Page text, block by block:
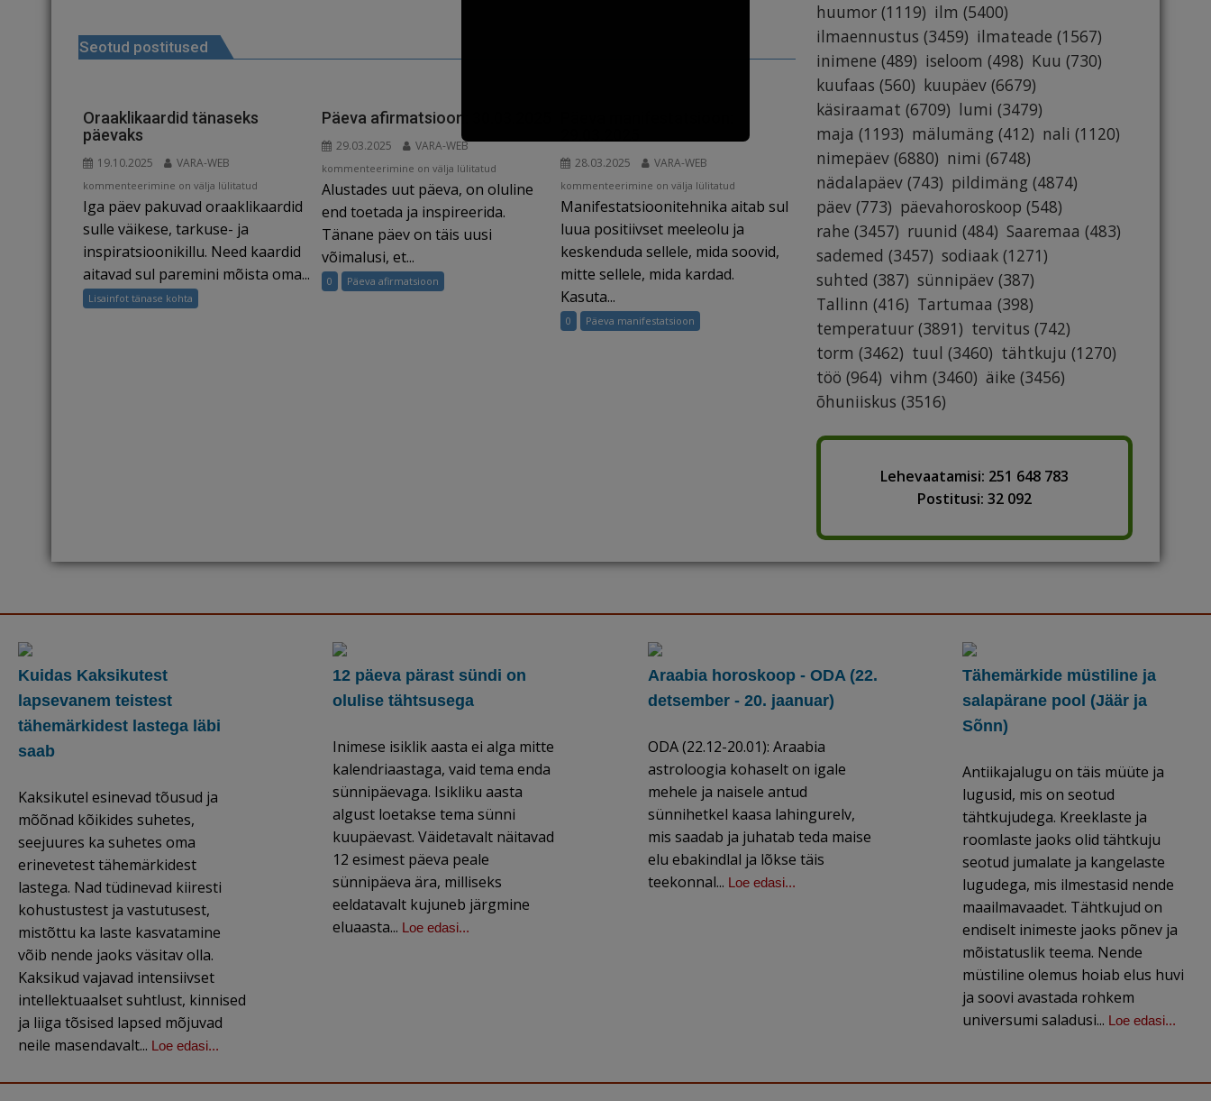
k
Seotud postitused
Oraaklikaardid tänaseks
päevaks
19.10.2025 VARA-WEB
Oraaklikaardid
tänaseks
päevaks
kommenteerimine on välja lülitatud
Iga päev pakuvad oraaklikaardid
sulle väikese, tarkuse- ja
inspiratsioonikillu. Need kaardid
aitavad sul paremini mõista oma...
Lisainfot tänase kohta
Päeva afirmatsioon: 30.03.2025
29.03.2025 VARA-WEB
Päeva
afirmatsioon:
30.03.2025
kommenteerimine on välja lülitatud
Alustades uut päeva, on oluline
end toetada ja inspireerida.
Tänane päev on täis uusi
võimalusi, et...
0 Päeva afirmatsioon
28.03.2025 VARA-WEB
Päeva
manifestatsioon:
29.03.2025
kommenteerimine on välja lülitatud
Manifestatsioonitehnika aitab sul
luua positiivset meeleolu ja
keskenduda sellele, mida soovid,
mitte sellele, mida kardad.
Kasuta...
0 Päeva manifestatsioon
huumor (1119) ilm (5400)
ilmaennustus (3459) ilmateade (1567)
inimene (489) iseloom (498) Kuu (730)
kuufaas (560) kuupäev (6679)
käsiraamat (6709) lumi (3479)
maja (1193) mälumäng (412) nali (1120)
nimepäev (6880) nimi (6748)
nädalapäev (743) pildimäng (4874)
päev (773) päevahoroskoop (548)
rahe (3457) ruunid (484) Saaremaa (483)
sademed (3457) sodiaak (1271)
suhted (387) sünnipäev (387)
Tallinn (416) Tartumaa (398)
temperatuur (3891) tervitus (742)
torm (3462) tuul (3460) tähtkuju (1270)
töö (964) vihm (3460) äike (3456)
õhuniiskus (3516)
Lehevaatamisi: 251 648 783
Postitusi: 32 092
Kuidas Kaksikutest
lapsevanem teistest
tähemärkidest lastega läbi
saab
Kaksikutel esinevad tõusud ja
mõõnad kõikides suhetes,
seejuures ka suhetes oma
erinevetest tähemärkidest
lastega. Nad tüdinevad kiiresti
kohustustest ja vastutusest,
mistõttu ka laste kasvatamine
võib nende jaoks väsitav olla.
Kaksikud vajavad intensiivset
intellektuaalset suhtlust, kinnised
ja liiga tõsised lapsed mõjuvad
neile masendavalt... Loe edasi...
12 päeva pärast sündi on
olulise tähtsusega
Inimese isiklik aasta ei alga mitte
kalendriaastaga, vaid tema enda
sünnipäevaga. Isikliku aasta
algust loetakse tema sünni
kuupäevast. Väidetavalt näitavad
12 esimest päeva peale
sünnipäeva ära, milliseks
eeldatavalt kujuneb järgmine
eluaasta... Loe edasi...
Araabia horoskoop - ODA (22.
detsember - 20. jaanuar)
ODA (22.12-20.01): Araabia
astroloogia kohaselt on igale
mehele ja naisele antud
sünnihetkel kaasa lahingurelv,
mis saadab ja juhatab teda maise
elu ebakindlal ja lõkse täis
teekonnal... Loe edasi...
Tähemärkide müstiline ja
salapärane pool (Jäär ja
Sõnn)
Antiikajalugu on täis müüte ja
lugusid, mis on seotud
tähtkujudega. Kreeklaste ja
roomlaste jaoks olid tähtkuju
seotud jumalate ja kangelaste
lugudega, mis ilmestasid nende
maailmavaadet. Tähtkujud on
endiselt inimeste jaoks põnev ja
mõistatuslik teema. Nende
müstiline olemus hoiab elus huvi
ja soovi avastada rohkem
universumi saladusi... Loe edasi...